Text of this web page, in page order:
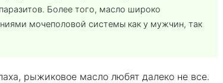
Более того, масло широко
мочеполовой системы как у мужчин, так
рыжиковое масло любят далеко не все.